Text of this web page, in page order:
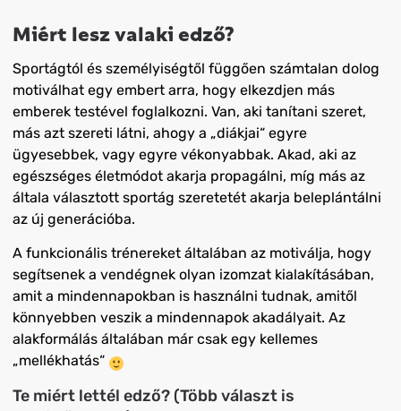
Miért lesz valaki edző?
Sportágtól és személyiségtől függően számtalan dolog
motiválhat egy embert arra, hogy elkezdjen más
emberek testével foglalkozni. Van, aki tanítani szeret,
más azt szereti látni, ahogy a „diákjai“ egyre
ügyesebbek, vagy egyre vékonyabbak. Akad, aki az
egészséges életmódot akarja propagálni, míg más az
általa választott sportág szeretetét akarja beleplántálni
az új generációba.
A funkcionális trénereket általában az motiválja, hogy
segítsenek a vendégnek olyan izomzat kialakításában,
amit a mindennapokban is használni tudnak, amitől
könnyebben veszik a mindennapok akadályait. Az
alakformálás általában már csak egy kellemes
„mellékhatás“
Te miért lettél edző? (Több választ is